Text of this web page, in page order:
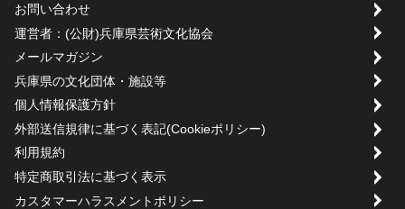
お問い合わせ
運営者：(公財)兵庫県芸術文化協会
メールマガジン
兵庫県の文化団体・施設等
個人情報保護方針
外部送信規律に基づく表記(Cookieポリシー)
利用規約
特定商取引法に基づく表示
カスタマーハラスメントポリシー